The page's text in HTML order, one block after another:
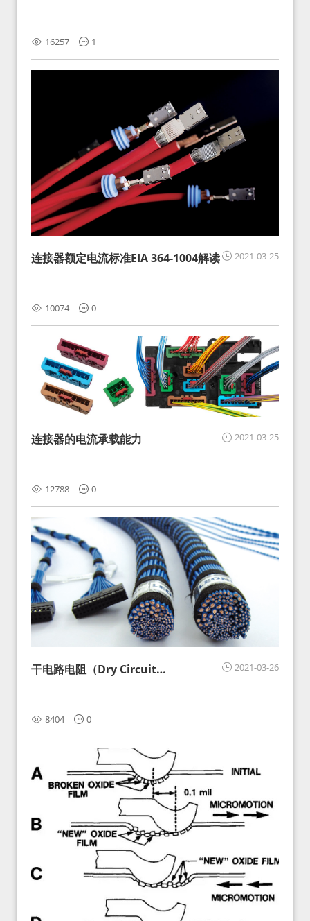
16257 1
2021-03-25
连接器额定电流标准EIA 364-1004解读
10074 0
2021-03-25
连接器的电流承载能力
12788 0
2021-03-26
干电路电阻（Dry Circuit
8404 0